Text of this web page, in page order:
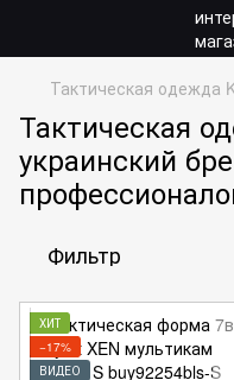
Тактическая одежда
Тактическая
украинский
Фильтр
ХИТ
−17%
ВИДЕО